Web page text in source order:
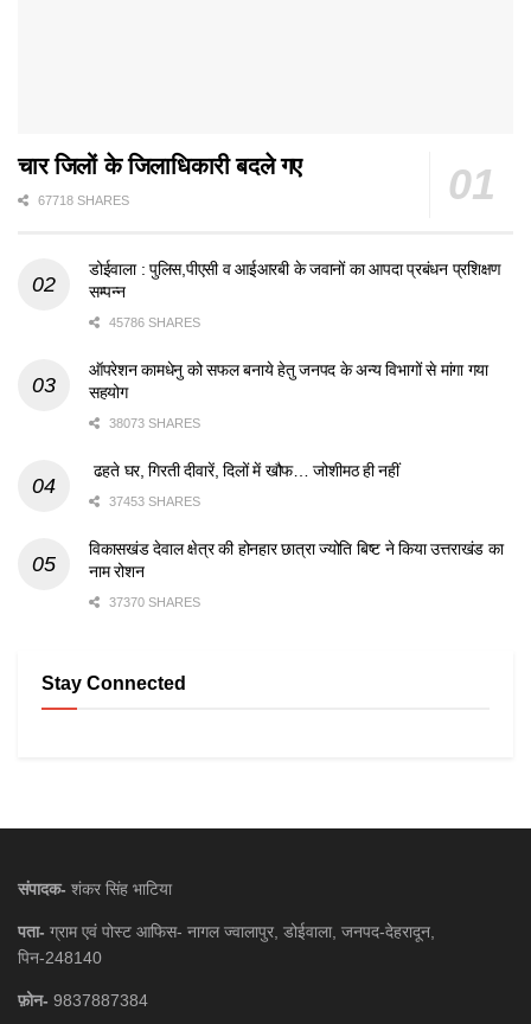
चार जिलों के जिलाधिकारी बदले गए
67718 SHARES
डोईवाला : पुलिस,पीएसी व आईआरबी के जवानों का आपदा प्रबंधन प्रशिक्षण
सम्पन्न
45786 SHARES
ऑपरेशन कामधेनु को सफल बनाये हेतु जनपद के अन्य विभागों से मांगा गया
सहयोग
38073 SHARES
ढहते घर, गिरती दीवारें, दिलों में खौफ… जोशीमठ ही नहीं
37453 SHARES
विकासखंड देवाल क्षेत्र की होनहार छात्रा ज्योति बिष्ट ने किया उत्तराखंड का
नाम रोशन
37370 SHARES
Stay Connected
संपादक- शंकर सिंह भाटिया
पता- ग्राम एवं पोस्ट आफिस- नागल ज्वालापुर, डोईवाला, जनपद-देहरादून,
पिन-248140
फ़ोन- 9837887384